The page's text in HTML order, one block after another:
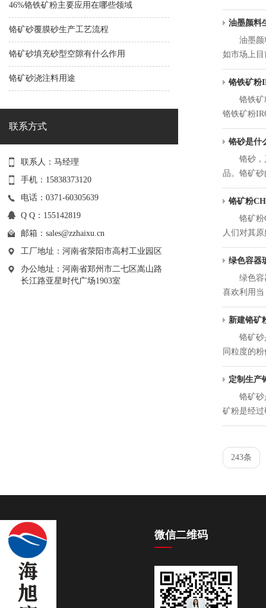
46%铬铁矿粉主要应用在哪些领域
铬矿砂覆膜砂生产工艺流程
铬矿砂填充砂型空隙有什么作用
铬矿砂浇注料用途
联系方式
联系人：马经理
手机：15838373120
电话：0371-60305639
Q Q：155142819
邮箱： sales@zzhaixu.cn
工厂地址：河南省荥阳市高村工业园区
办公地址：河南省郑州市二七区嵩山路
长江路亚星时代广场1903室
油墨颜料
油墨颜料
如市场上
铬铁矿粉
铬铁矿粉
铬铁矿粉
铬砂是什
铬砂，又
品。铬矿
铬矿粉
铬矿粉
人们对其
绿色容器
绿色容器
喜欢利用当
新建铬矿
铬矿砂是
同粒度的
定制生产
铬矿砂是
矿粉是经
243条
微信二维码